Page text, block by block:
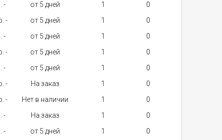
-
от 5 дней
1
-
от 5 дней
1
-
от 5 дней
1
-
от 5 дней
1
-
от 5 дней
1
-
На заказ
1
-
Нет в наличии
1
-
На заказ
1
-
от 5 дней 1